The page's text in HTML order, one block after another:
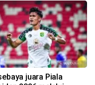
juara Piala